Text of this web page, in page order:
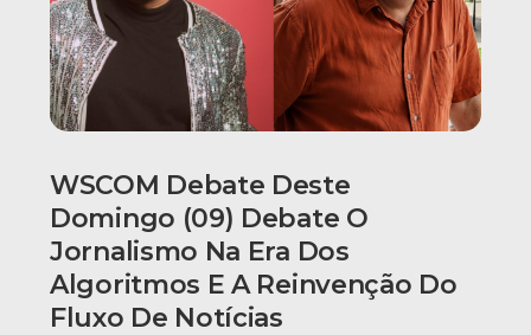
WSCOM Debate Deste
Domingo (09) Debate O
Jornalismo Na Era Dos
Algoritmos E A Reinvenção Do
Fluxo De Notícias